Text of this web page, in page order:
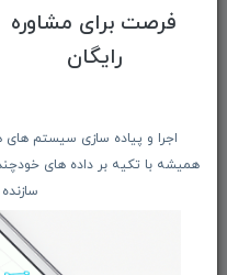
فرصت برای مشاوره
رایگان
اجرا و پیاده سازی سیستم
همیشه با تکیه بر داده های
راهنمای ثبت سفارش
معرفـــی همکــاران
درباره ما بیشتر بدانید